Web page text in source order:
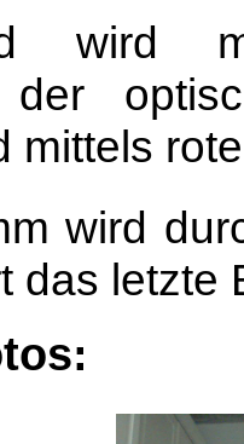
wird
der
mittels
wird
das letzte